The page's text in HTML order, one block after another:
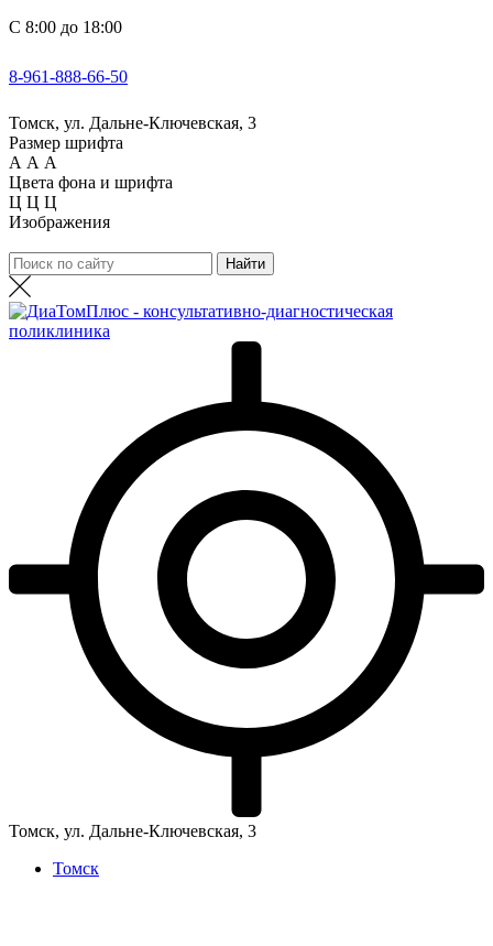
С 8:00 до 18:00
8-961-888-66-50
Томск, ул. Дальне-Ключевская, 3
Размер шрифта
А А А
Цвета фона и шрифта
Ц Ц Ц
Изображения
Томск, ул. Дальне-Ключевская, 3
Томск